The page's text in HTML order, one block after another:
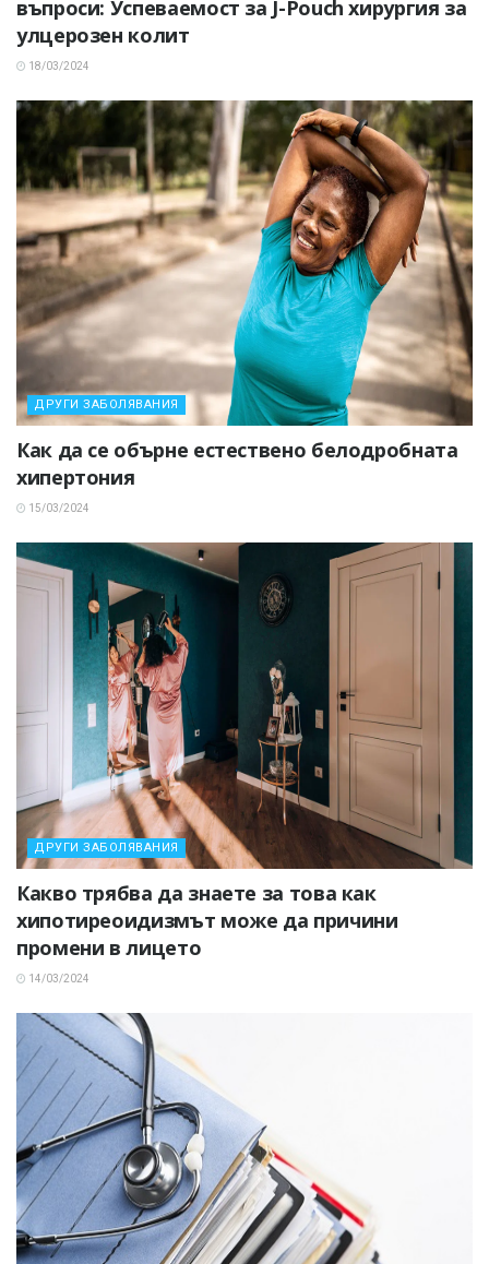
въпроси: Успеваемост за J-Pouch хирургия за
улцерозен колит
18/03/2024
ДРУГИ ЗАБОЛЯВАНИЯ
Как да се обърне естествено белодробната
хипертония
15/03/2024
ДРУГИ ЗАБОЛЯВАНИЯ
Какво трябва да знаете за това как
хипотиреоидизмът може да причини
промени в лицето
14/03/2024